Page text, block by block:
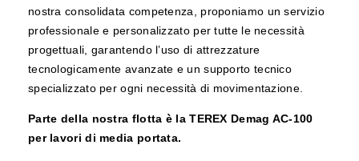
nostra consolidata competenza, proponiamo un servizio
professionale e personalizzato per tutte le necessità
progettuali, garantendo l’uso di attrezzature
tecnologicamente avanzate e un supporto tecnico
specializzato per ogni necessità di movimentazione.
Parte della nostra flotta è la TEREX Demag AC-100
per lavori di media portata.